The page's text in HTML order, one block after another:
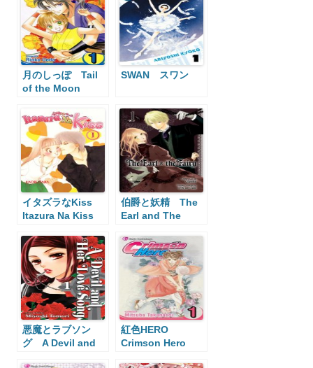
月のしっぽ Tail
of the Moon
SWAN スワン
イタズラなKiss
Itazura Na Kiss
伯爵と妖精 The
Earl and The
悪魔とラブソン
グ A Devil and
紅色HERO
Crimson Hero